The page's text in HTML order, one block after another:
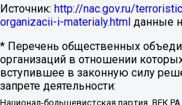
Источник: http://nac.gov.ru/
organizacii-i-materialy.html данные
* Перечень общественных
организаций в отношении
вступившее в законную силу
запрете деятельности:
Национал-большевистская партия, ВЕК